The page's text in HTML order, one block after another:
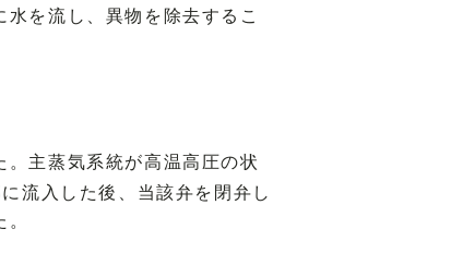
を流し、異物を除去するこ
主蒸気系統が高温高圧の状
流入した後、当該弁を閉弁し